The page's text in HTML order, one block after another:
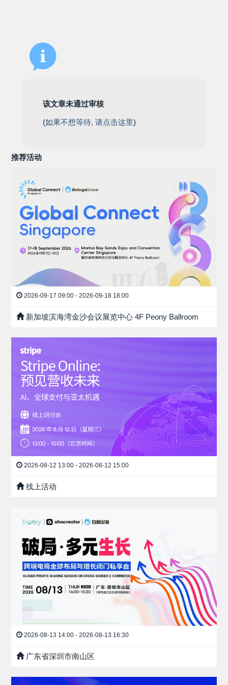
该文章未通过审核
(如果不想等待, 请点击这里)
推荐活动
2026-09-17 09:00 - 2026-09-18 18:00
新加坡滨海湾金沙会议展览中心 4F Peony Ballroom
2026-08-12 13:00 - 2026-08-12 15:00
线上活动
2026-08-13 14:00 - 2026-08-13 16:30
广东省深圳市南山区